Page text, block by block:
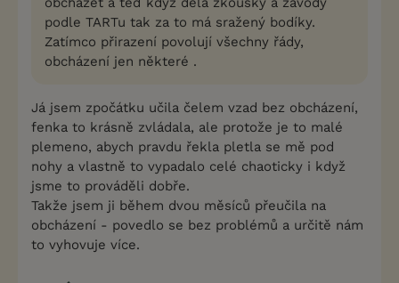
podle TARTu tak za to má sražený bodíky.
Zatímco přirazení povolují všechny řády,
obcházení jen některé .
Já jsem zpočátku učila čelem vzad bez obcházení,
fenka to krásně zvládala, ale protože je to malé
plemeno, abych pravdu řekla pletla se mě pod
nohy a vlastně to vypadalo celé chaoticky i když
jsme to prováděli dobře.
Takže jsem ji během dvou měsíců přeučila na
obcházení - povedlo se bez problémů a určitě nám
to vyhovuje více.